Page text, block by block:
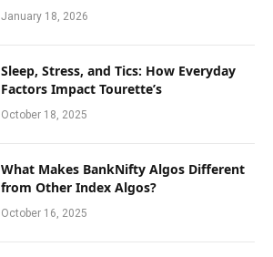
January 18, 2026
Sleep, Stress, and Tics: How Everyday
Factors Impact Tourette’s
October 18, 2025
What Makes BankNifty Algos Different
from Other Index Algos?
October 16, 2025